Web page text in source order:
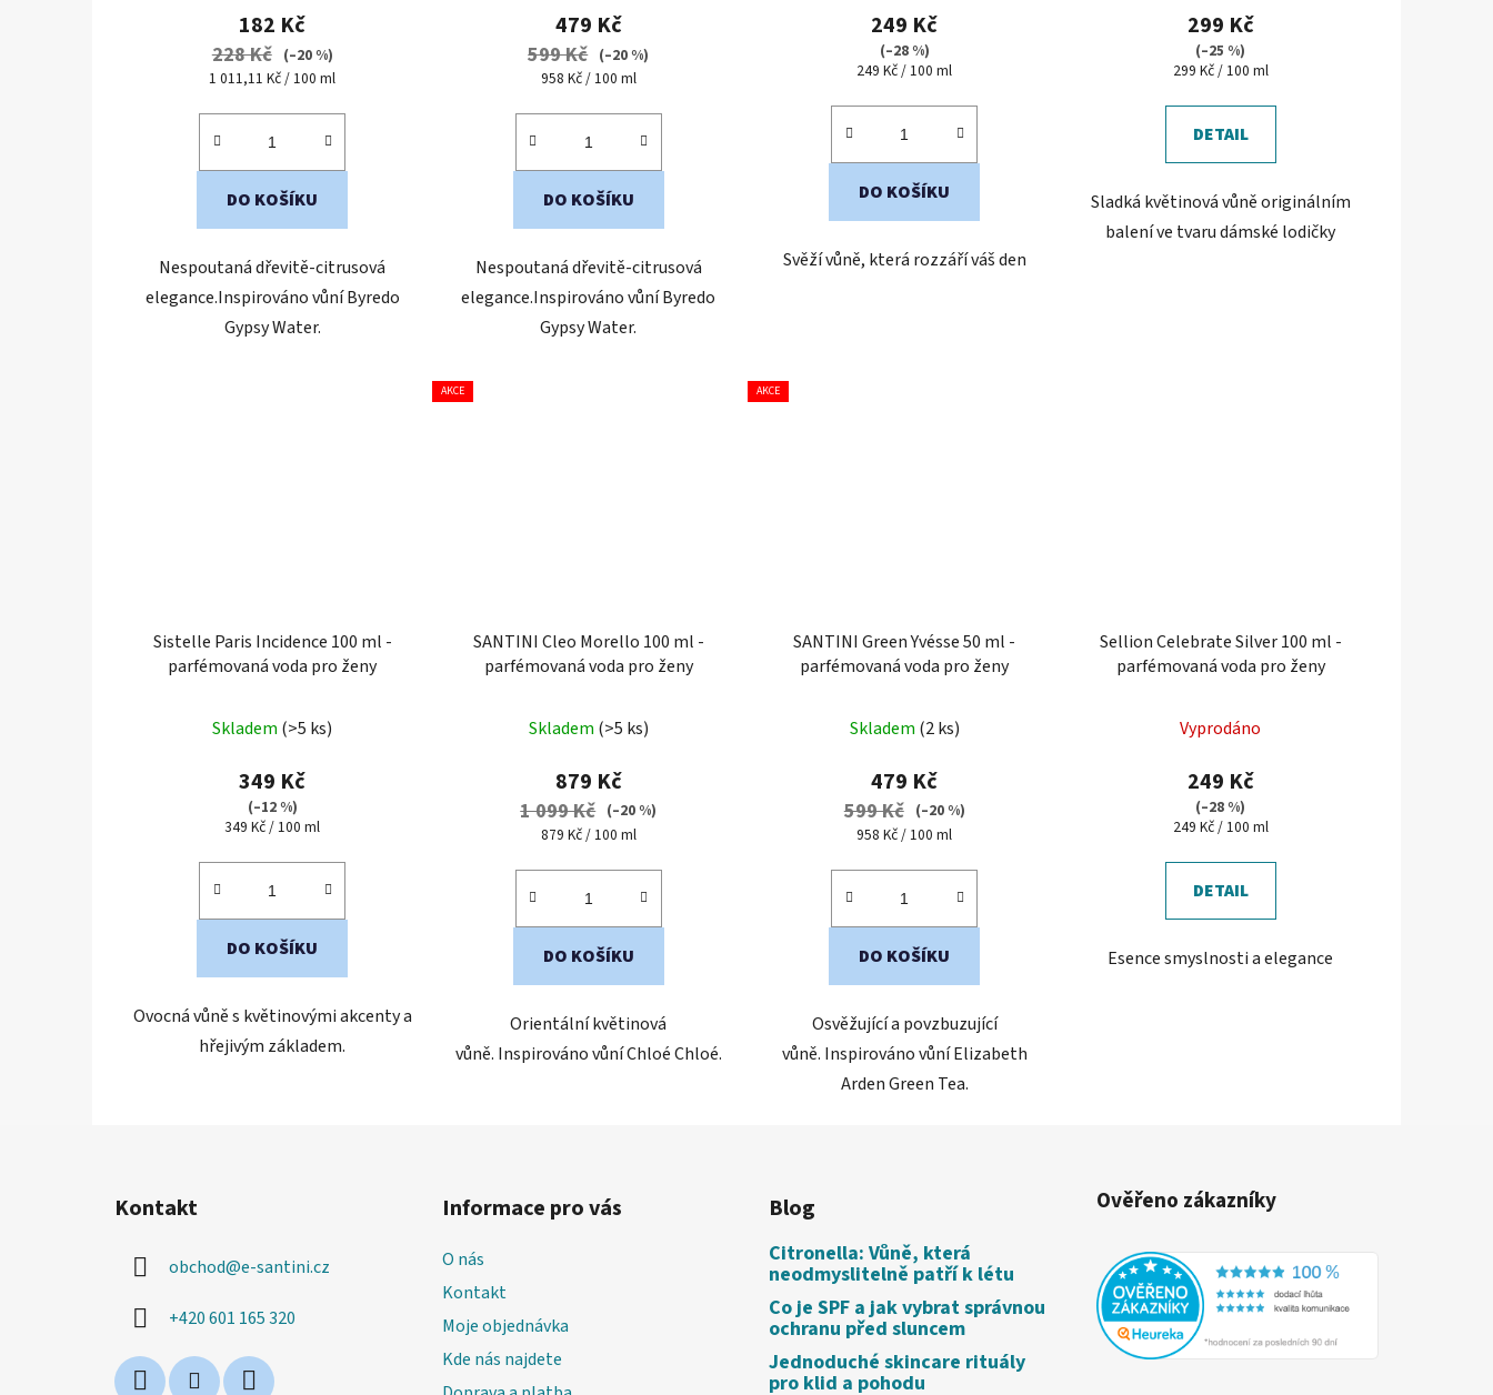
produktu
je
5,0
5
182 Kč
228 Kč (–20 %)
Měrná
1 011,11 Kč / 100 ml
DO KOŠÍKU
Nespoutaná dřevitě-citrusová
elegance.Inspirováno vůní Byredo
Gypsy Water.
479 Kč
599 Kč (–20 %)
Měrná
958 Kč / 100 ml
DO KOŠÍKU
Nespoutaná dřevitě-citrusová
elegance.Inspirováno vůní Byredo
Gypsy Water.
249 Kč
(–28 %)
Měrná
249 Kč / 100 ml
DO KOŠÍKU
Svěží vůně, která rozzáří váš den
299 Kč
(–25 %)
Měrná
299 Kč / 100 ml
DETAIL
Sladká květinová vůně originálním
balení ve tvaru dámské lodičky
Sistelle Paris Incidence 100 ml -
parfémovaná voda pro ženy
Skladem (>5 ks)
349 Kč
(–12 %)
Měrná
349 Kč / 100 ml
DO KOŠÍKU
Ovocná vůně s květinovými akcenty a
hřejivým základem.
AKCE
SANTINI Cleo Morello 100 ml -
parfémovaná voda pro ženy
hodnocení
produktu
je
5,0
5
Skladem (>5 ks)
879 Kč
1 099 Kč (–20 %)
Měrná
879 Kč / 100 ml
DO KOŠÍKU
Orientální květinová
vůně. Inspirováno vůní Chloé Chloé.
AKCE
SANTINI Green Yvésse 50 ml -
parfémovaná voda pro ženy
hodnocení
produktu
je
4,6
5
Skladem (2 ks)
479 Kč
599 Kč (–20 %)
Měrná
958 Kč / 100 ml
DO KOŠÍKU
Osvěžující a povzbuzující
vůně. Inspirováno vůní Elizabeth
Arden Green Tea.
Sellion Celebrate Silver 100 ml -
parfémovaná voda pro ženy
Vyprodáno
249 Kč
(–28 %)
Měrná
249 Kč / 100 ml
DETAIL
Esence smyslnosti a elegance
Kontakt
obchod@e-santini.cz
+420 601 165 320
Informace pro vás
O nás
Kontakt
Moje objednávka
Kde nás najdete
Blog
Citronella: Vůně, která
neodmyslitelně patří k létu
Co je SPF a jak vybrat správnou
ochranu před sluncem
Jednoduché skincare rituály
pro klid a pohodu
Ověřeno zákazníky